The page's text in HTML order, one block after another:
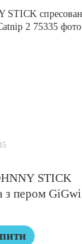
STICK
з пером GiGwi